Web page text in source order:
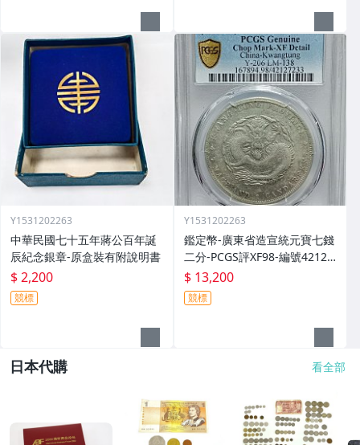
Y1531202263
中華民國七十五年蔣公百年誕
辰紀念銀章-原盒裝有附說明書
$ 2,200
競標
Y1531202263
鑑定幣-廣東省造宣統元寶七錢
二分-PCGS評XF98-編號42127
233
$ 13,200
競標
日本代購 看全部